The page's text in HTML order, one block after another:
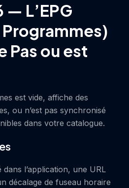
— L’EPG
Pas ou est
est vide, affiche des
ou n’est pas synchronisé
dans votre catalogue.
l’application, une URL
décalage de fuseau horaire